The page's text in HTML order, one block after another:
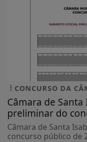
CONCURSO DA
Câmara de
preliminar do
Câmara de Santa
concurso público de